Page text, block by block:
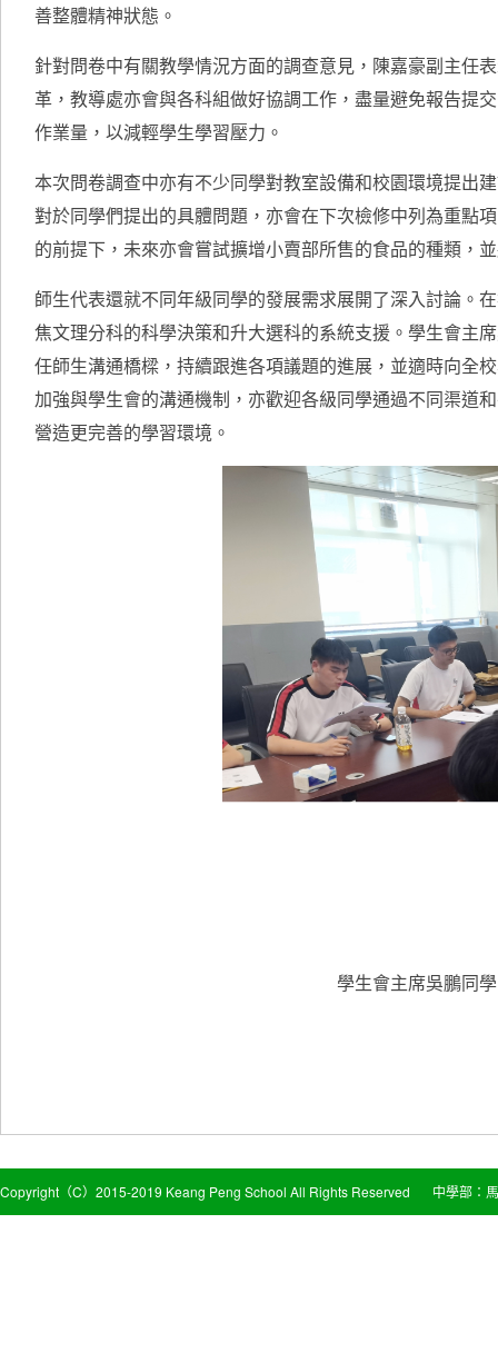
善整體精神狀態。
針對問卷中有關教學情況方面的調查意見，陳嘉豪副主任
革，教導處亦會與各科組做好協調工作，盡量避免報告提
作業量，以減輕學生學習壓力。
本次問卷調查中亦有不少同學對教室設備和校園環境提出
對於同學們提出的具體問題，亦會在下次檢修中列為重點
的前提下，未來亦會嘗試擴增小賣部所售的食品的種類，
師生代表還就不同年級同學的發展需求展開了深入討論。
焦文理分科的科學決策和升大選科的系統支援。學生會主
任師生溝通橋樑，持續跟進各項議題的進展，並適時向全
加強與學生會的溝通機制，亦歡迎各級同學通過不同渠道
營造更完善的學習環境。
學生會主席吳鵬同
Copyright（C）2015-2019 Keang Peng School All Rights Reserved 中學部：